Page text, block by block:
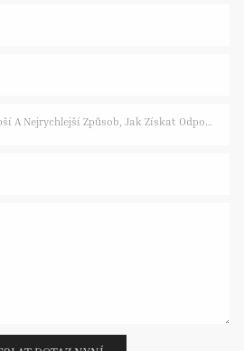
Nejrychlejší Způsob, Jak Získat Odpověď)